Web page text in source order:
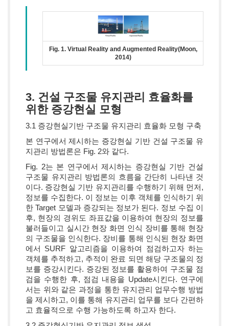
Fig. 1. Virtual Reality and Augmented Reality(Moon,
2014)
3. 건설 구조물 유지관리 효율화를
위한 증강현실 모형
3.1 증강현실기반 구조물 유지관리 효율화 모형 구축
본 연구에서 제시하는 증강현실 기반 건설 구조물 유
지관리 방법론은 Fig. 2와 같다.
Fig. 2는 본 연구에서 제시하는 증강현실 기반 건설
구조물 유지관리 방법론의 흐름을 간단히 나타낸 것
이다. 증강현실 기반 유지관리를 수행하기 위해 먼저,
정보를 수집한다. 이 정보는 이후 객체를 인식하기 위
한 Target 모델과 증강되는 정보가 된다. 정보 수집 이
후, 현장의 경위도 좌표값을 이용하여 현장의 정보를
불러들이고 실시간 현장 화면 인식 장비를 통해 현장
의 구조물을 인식한다. 장비를 통해 인식된 현장 화면
에서 SURF 알고리즘을 이용하여 점검하고자 하는
객체를 추적하고, 추적이 완료 되면 해당 구조물의 정
보를 증강시킨다. 증강된 정보를 활용하여 구조물 점
검을 수행한 후, 점검 내용을 Update시킨다. 연구에
서는 위와 같은 과정을 통한 유지관리 업무수행 방법
을 제시하고, 이를 통해 유지관리 업무를 보다 간편하
고 효율적으로 수행 가능하도록 하고자 한다.